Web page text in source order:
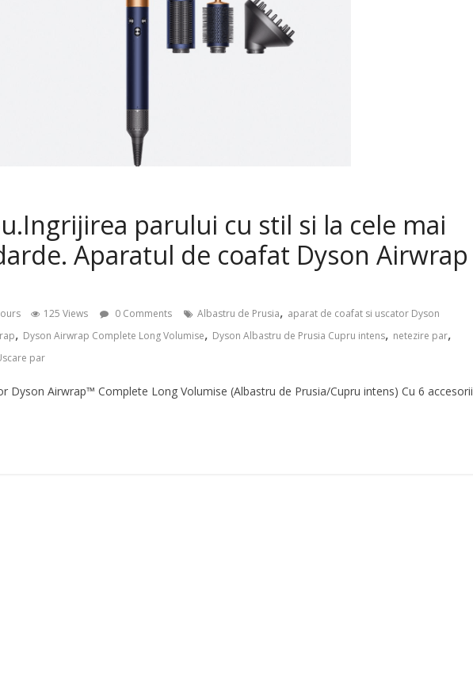
parului cu stil si la cele mai
Aparatul de coafat Dyson Airwrap
125 Views 0 Comments Albastru de Prusia, aparat de coafat si uscator Dyson
, Dyson Airwrap Complete Long Volumise, Dyson Albastru de Prusia Cupru intens, netezire par,
par
Dyson Airwrap™ Complete Long Volumise (Albastru de Prusia/Cupru intens) Cu 6 accesorii